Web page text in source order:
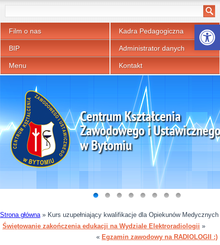
Otwórz
Film o nas Kadra Pedagogiczna
BIP Administrator danych
Menu Kontakt
Strona główna» Kurs uzupełniający kwalifikacje dla Opiekunów Medycznych
Świętowanie zakończenia edukacji na Wydziale Elektroradiologii »
« Egzamin zawodowy na RADIOLOGII :)